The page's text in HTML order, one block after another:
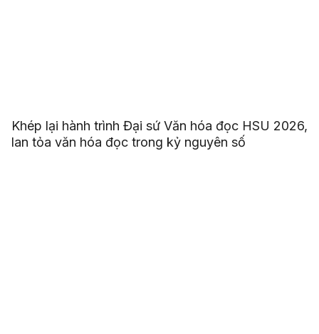
Khép lại hành trình Đại sứ Văn hóa đọc HSU 2026,
lan tỏa văn hóa đọc trong kỷ nguyên số